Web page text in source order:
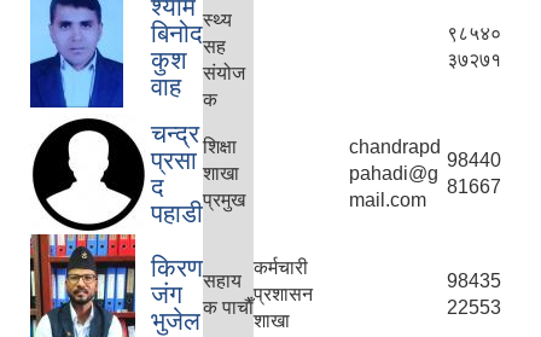
श्याम
बिनोद
कुश
वाह
स्थ्य
सह
संयोज
क
९८५४०
३७२७१
चन्द्र
प्रसा
द
पहाडी
शिक्षा
शाखा
प्रमुख
chandrapd
pahadi@g
mail.com
98440
81667
किरण
जंग
भुजेल
सहाय
क पाचाैँ
कर्मचारी
प्रशासन
शाखा
98435
22553